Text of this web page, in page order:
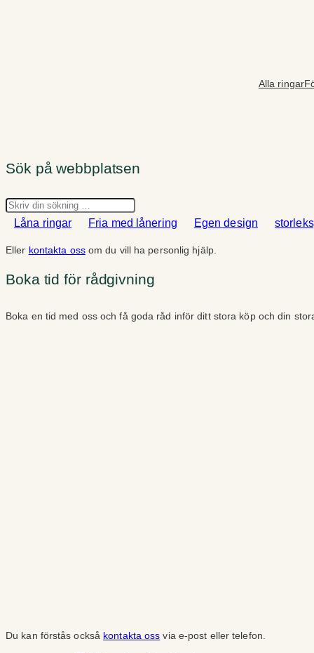
Alla ringar
Sök på webbplatsen
Sök
Låna ringar
Fria med lånering Egen design
Eller kontakta ossom du vill ha personlig hjälp.
Boka tid för rådgivning
Boka en tid med oss och få goda råd inför ditt stora köp och din
Du kan förstås också kontakta oss via e-post eller telefon.